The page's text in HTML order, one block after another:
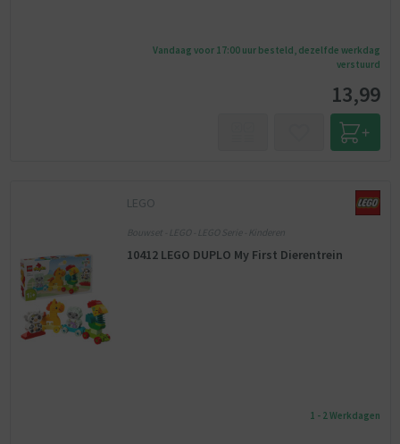
Vandaag voor 17:00 uur besteld, dezelfde werkdag
verstuurd
13,99
LEGO
Bouwset - LEGO - LEGO Serie - Kinderen
10412 LEGO DUPLO My First Dierentrein
1 - 2 Werkdagen